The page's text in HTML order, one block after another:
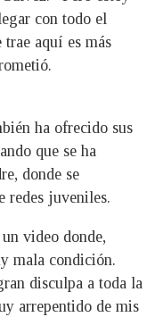
con todo el
trae aquí es más
ha ofrecido sus
que se ha
donde se
redes juveniles.
video donde,
mala condición.
disculpa a toda la
arrepentido de mis